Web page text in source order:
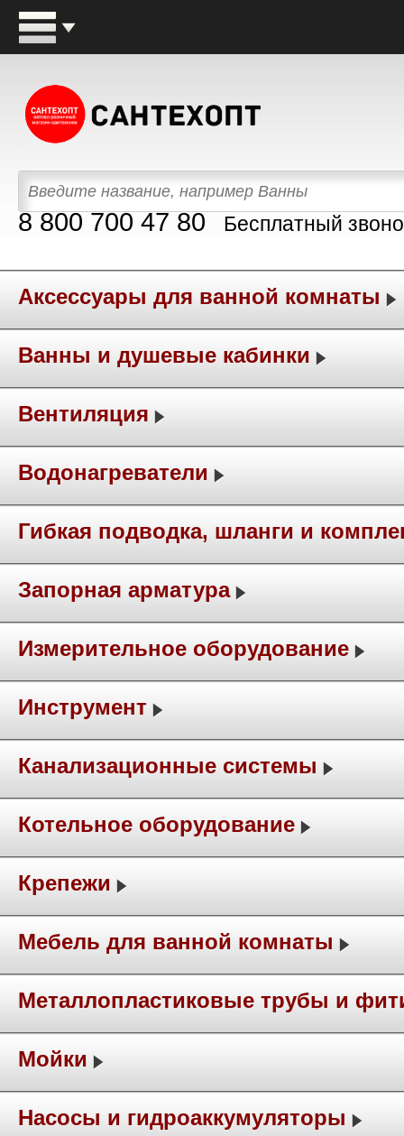
8 800 700 47 80 Бесплатный
Аксессуары для ванной комнаты
Ванны и душевые кабинки
Вентиляция
Водонагреватели
Гибкая подводка, шланги и
Запорная арматура
Измерительное оборудование
Инструмент
Канализационные системы
Котельное оборудование
Крепежи
Мебель для ванной комнаты
Металлопластиковые трубы и
Мойки
Насосы и гидроаккумуляторы